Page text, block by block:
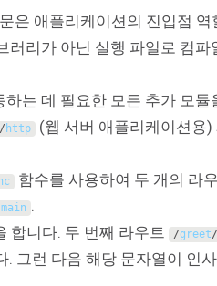
은 애플리케이션의 진입점 역
러리가 아닌 실행 파일로 컴파
는 데 필요한 모든 추가 모듈
/ http (웹 서버 애플리케이션용)
함수를 사용하여 두 개의 라
main .
합니다. 두 번째 라우트 /greet/
. 그런 다음 해당 문자열이 인